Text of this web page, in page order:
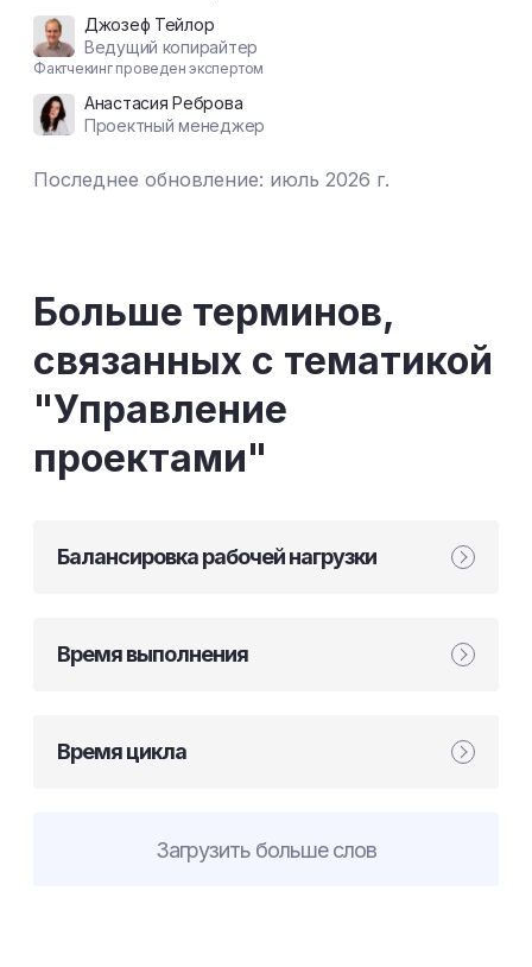
Джозеф Тейлор
Ведущий копирайтер
Фактчекинг проведен экспертом
Анастасия Реброва
Проектный менеджер
Последнее обновление: июль 2026 г.
Больше терминов,
связанных с тематикой
"Управление
проектами"
Балансировка рабочей нагрузки
Время выполнения
Время цикла
Загрузить больше слов